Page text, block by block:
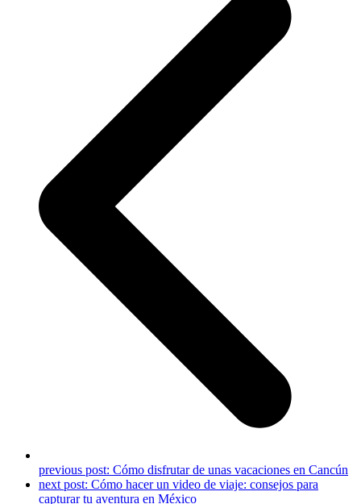
previous post: Cómo disfrutar de unas vacaciones en Cancún
next post: Cómo hacer un video de viaje: consejos para
capturar tu aventura en México